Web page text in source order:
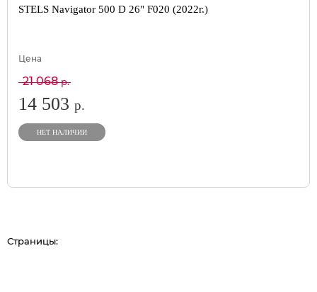
STELS Navigator 500 D 26" F020 (2022г.)
Цена
21 068р.
14 503 р.
НЕТ НАЛИЧИИ
Страницы: